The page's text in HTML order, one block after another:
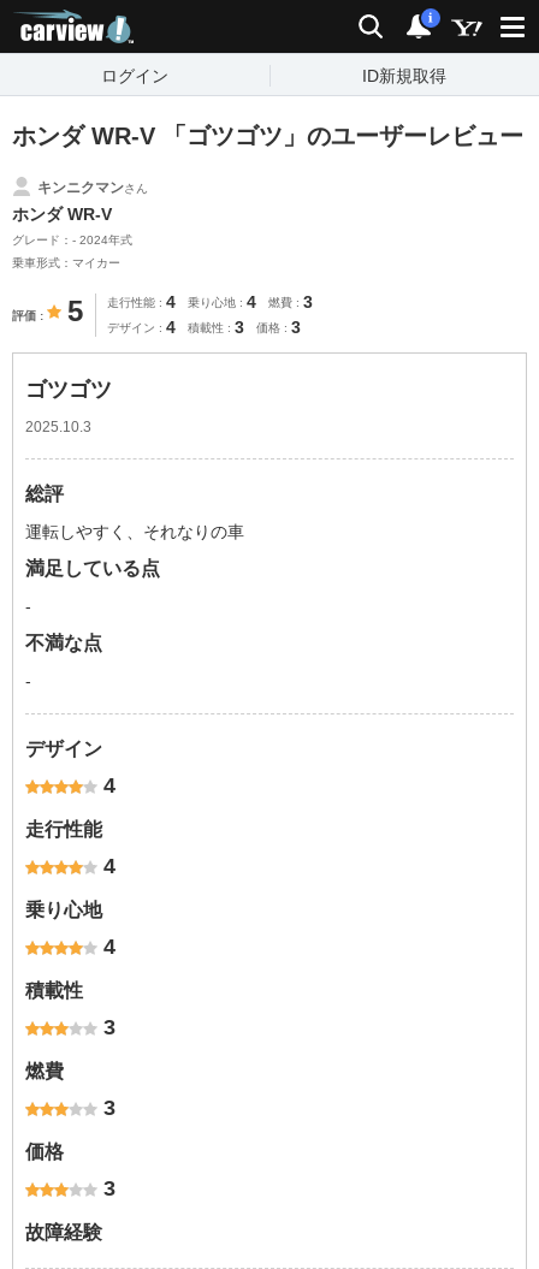
検索 通知
i
ログイン ID新規取得
ホンダ WR-V 「ゴツゴツ」のユーザーレビュー
キンニクマンさん
ホンダ WR-V
グレード：- 2024年式
乗車形式：マイカー
評価 5 走行性能 4 乗り心地 4 燃費 3
デザイン 4 積載性 3 価格 3
ゴツゴツ
2025.10.3
総評
運転しやすく、それなりの車
満足している点
-
不満な点
-
デザイン
4
走行性能
4
乗り心地
4
積載性
3
燃費
3
価格
3
故障経験